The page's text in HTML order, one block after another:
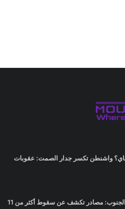
واشنطن تكسر جدار الصمت: عقوبات
مجزرة في الجنوب: مصادر تكشف عن سقوط أكثر من 11